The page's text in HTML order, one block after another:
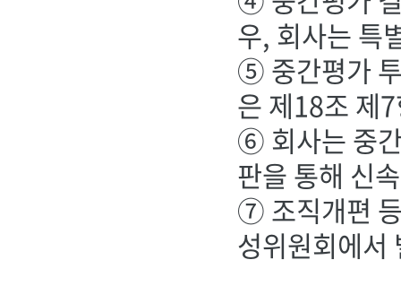
우, 회사는 특
⑤ 중간평가
은 제18조 제
⑥ 회사는 중
판을 통해 신
⑦ 조직개편
성위원회에서